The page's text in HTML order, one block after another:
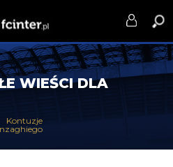
WIEŚCI DLA
Kontuzje